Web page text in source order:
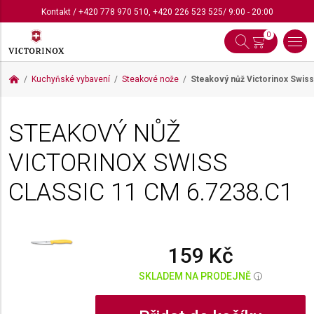
Kontakt/ +420 778 970 510, +420 226 523 525/ 9:00 - 20:00
0
Kuchyňské vybavení Steakové nože Steakový nůž Victorinox
STEAKOVÝ NŮŽ
VICTORINOX SWISS
CLASSIC 11 CM 6.7238.C1
159 Kč
SKLADEM NA PRODEJNĚ i